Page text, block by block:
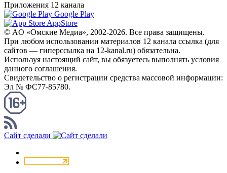
Приложения 12 канала
Google Play
AppStore
© AO «Омские Медиа», 2002-2026. Все права защищены.
При любом использовании материалов 12 канала ссылка (для
сайтов — гиперссылка на 12-kanal.ru) обязательна.
Используя настоящий сайт, вы обязуетесь выполнять условия
данного соглашения.
Свидетельство о регистрации средства массовой информации:
Эл № ФС77-85780.
Сайт сделали